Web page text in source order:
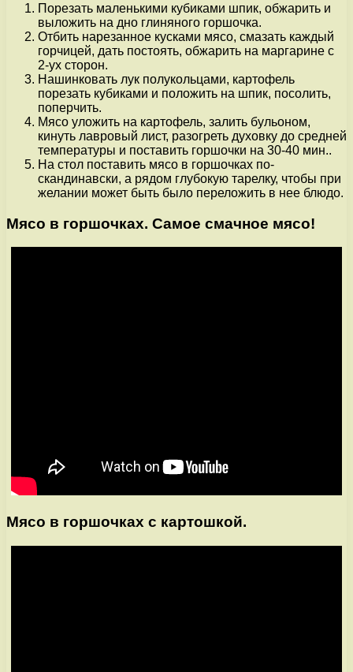
Порезать маленькими кубиками шпик, обжарить и
выложить на дно глиняного горшочка.
Отбить нарезанное кусками мясо, смазать каждый
горчицей, дать постоять, обжарить на маргарине с
2-ух сторон.
Нашинковать лук полукольцами, картофель
порезать кубиками и положить на шпик, посолить,
поперчить.
Мясо уложить на картофель, залить бульоном,
кинуть лавровый лист, разогреть духовку до средней
температуры и поставить горшочки на 30-40 мин..
На стол поставить мясо в горшочках по-
скандинавски, а рядом глубокую тарелку, чтобы при
желании может быть было переложить в нее блюдо.
Мясо в горшочках. Самое смачное мясо!
Мясо в горшочках с картошкой.